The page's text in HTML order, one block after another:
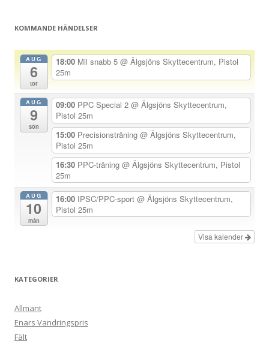
n
n
KOMMANDE HÄNDELSER
AUG
6
tor
18:00 Mil snabb 5 @ Älgsjöns Skyttecentrum, Pistol
25m
AUG
9
sön
09:00 PPC Special 2 @ Älgsjöns Skyttecentrum,
Pistol 25m
15:00 Precisionsträning @ Älgsjöns Skyttecentrum,
Pistol 25m
16:30 PPC-träning @ Älgsjöns Skyttecentrum, Pistol
25m
AUG
10
mån
16:00 IPSC/PPC-sport @ Älgsjöns Skyttecentrum,
Pistol 25m
Visa kalender
KATEGORIER
Allmänt
Enars Vandringspris
Fält